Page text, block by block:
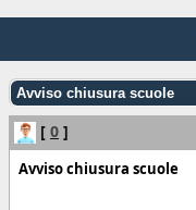
Avviso chiusura scuole
[ 0 ]
Avviso chiusura scuole